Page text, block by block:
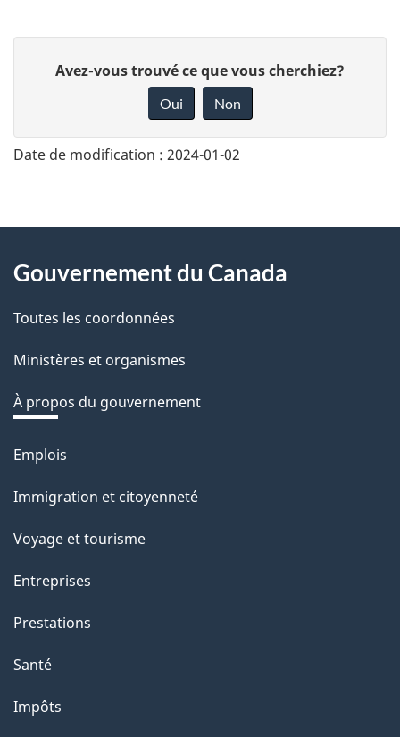
n
v
o
t
r
r
é
t
r
a
c
i
o
s
u
Avez-vous trouvé ce que vous cherchiez?
Oui Non
Date de modification : 2024-01-02
About
this
site
Gouvernement du Canada
Toutes les coordonnées
Ministères et organismes
À propos du gouvernement
Thèmes
sujets
Emplois
Immigration et citoyenneté
Voyage et tourisme
Entreprises
Prestations
Santé
Impôts